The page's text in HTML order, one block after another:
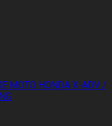
MOTO HONDA X-ADV /